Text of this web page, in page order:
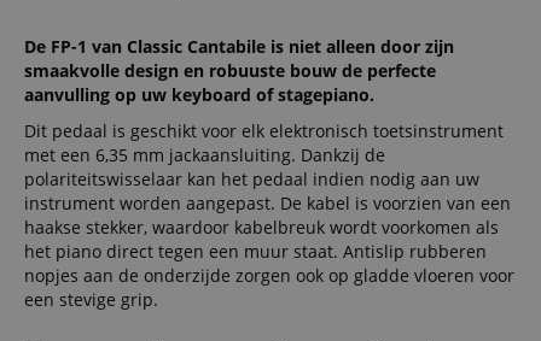
De FP-1 van Classic Cantabile is niet alleen door zijn
smaakvolle design en robuuste bouw de perfecte
aanvulling op uw keyboard of stagepiano.
Dit pedaal is geschikt voor elk elektronisch toetsinstrument
met een 6,35 mm jackaansluiting. Dankzij de
polariteitswisselaar kan het pedaal indien nodig aan uw
instrument worden aangepast. De kabel is voorzien van een
haakse stekker, waardoor kabelbreuk wordt voorkomen als
het piano direct tegen een muur staat. Antislip rubberen
nopjes aan de onderzijde zorgen ook op gladde vloeren voor
een stevige grip.